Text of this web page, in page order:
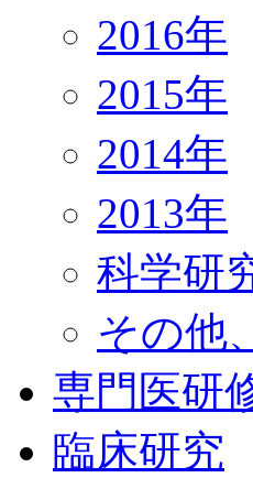
2016年
2015年
2014年
2013年
科学研
その他
専門医研
臨床研究